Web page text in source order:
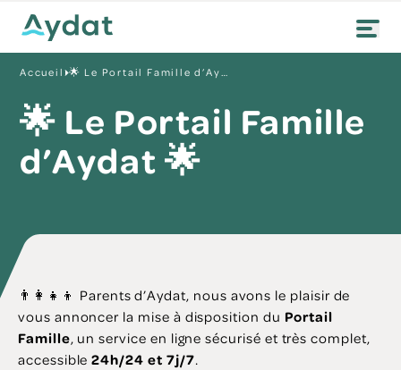
Accueil 🌟 Le Portail Famille d’Aydat 🌟
🌟 Le Portail Famille
d’Aydat 🌟
👨‍👩‍👧‍👦 Parents d’Aydat, nous avons le plaisir de
vous annoncer la mise à disposition du Portail
Famille, un service en ligne sécurisé et très complet,
accessible24h/24 et 7j/7.